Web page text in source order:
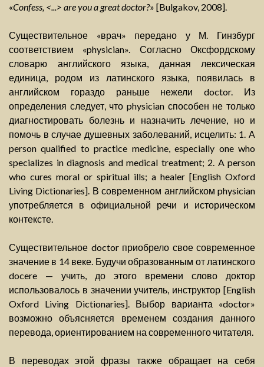
«Confess, <...> are you a great doctor?» [Bulgakov, 2008].
Существительное «врач» передано у М. Гинзбург
соответствием «physician». Согласно Оксфордскому
словарю английского языка, данная лексическая
единица, родом из латинского языка, появилась в
английском гораздо раньше нежели doctor. Из
определения следует, что physician способен не только
диагностировать болезнь и назначить лечение, но и
помочь в случае душевных заболеваний, исцелить: 1. А
person qualified to practice medicine, especially one who
specializes in diagnosis and medical treatment; 2. A person
who cures moral or spiritual ills; a healer [English Oxford
Living Dictionaries]. В современном английском physician
употребляется в официальной речи и историческом
контексте.
Существительное doctor приобрело свое современное
значение в 14 веке. Будучи образованным от латинского
docere — учить, до этого времени слово доктор
использовалось в значении учитель, инструктор [English
Oxford Living Dictionaries]. Выбор варианта «doctor»
возможно объясняется временем создания данного
перевода, ориентированием на современного читателя.
В переводах этой фразы также обращает на себя